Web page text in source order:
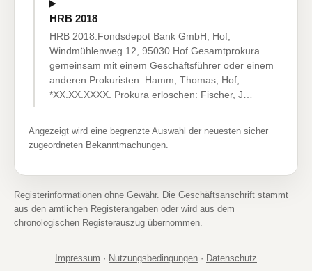
HRB 2018
HRB 2018:Fondsdepot Bank GmbH, Hof,
Windmühlenweg 12, 95030 Hof.Gesamtprokura
gemeinsam mit einem Geschäftsführer oder einem
anderen Prokuristen: Hamm, Thomas, Hof,
*XX.XX.XXXX. Prokura erloschen: Fischer, J…
Angezeigt wird eine begrenzte Auswahl der neuesten sicher
zugeordneten Bekanntmachungen.
Registerinformationen ohne Gewähr. Die Geschäftsanschrift stammt
aus den amtlichen Registerangaben oder wird aus dem
chronologischen Registerauszug übernommen.
Impressum · Nutzungsbedingungen · Datenschutz